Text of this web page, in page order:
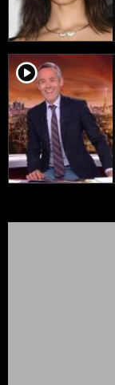
player2